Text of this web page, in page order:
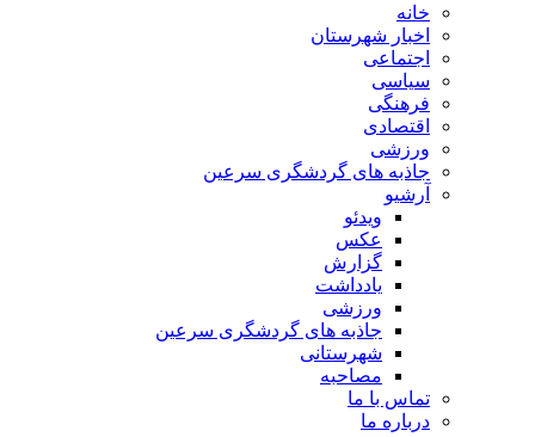
خانه
اخبار شهرستان
اجتماعی
سیاسی
فرهنگی
اقتصادی
ورزشی
جاذبه های گردشگری سرعین
آرشیو
ویدئو
عکس
گزارش
یادداشت
ورزشی
جاذبه های گردشگری سرعین
شهرستانی
مصاحبه
تماس با ما
درباره ما